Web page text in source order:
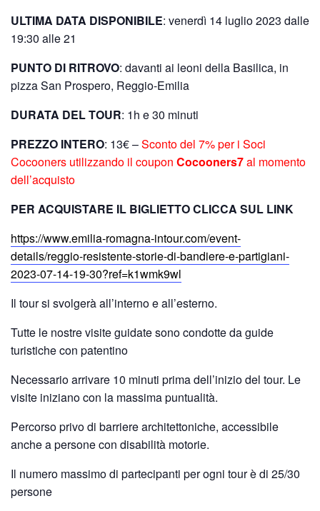
ULTIMA DATA DISPONIBILE: venerdì 14 luglio 2023 dalle
19:30 alle 21
PUNTO DI RITROVO: davanti ai leoni della Basilica, in
pizza San Prospero, Reggio-Emilia
DURATA DEL TOUR: 1h e 30 minuti
PREZZO INTERO: 13€ –Sconto del 7% per i Soci
Cocooners utilizzando il coupon Cocooners7al momento
dell’acquisto
PER ACQUISTARE IL BIGLIETTO CLICCA SUL LINK
https://www.emilia-romagna-intour.com/event-
details/reggio-resistente-storie-di-bandiere-e-partigiani-
2023-07-14-19-30?ref=k1wmk9wl
Il tour si svolgerà all’interno e all’esterno.
Tutte le nostre visite guidate sono condotte da guide
turistiche con patentino
Necessario arrivare 10 minuti prima dell’inizio del tour. Le
visite iniziano con la massima puntualità.
Percorso privo di barriere architettoniche, accessibile
anche a persone con disabilità motorie.
Il numero massimo di partecipanti per ogni tour è di 25/30
persone